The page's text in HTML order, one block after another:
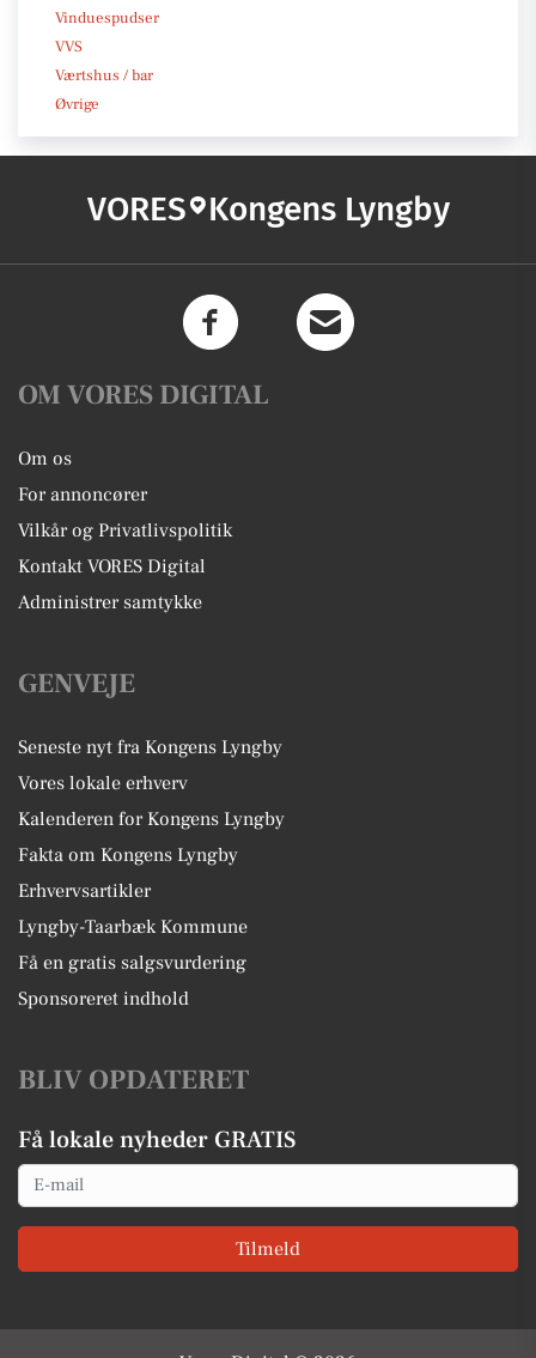
Vinduespudser
VVS
Værtshus / bar
Øvrige
VORES Kongens Lyngby
OM VORES DIGITAL
Om os
For annoncører
Vilkår og Privatlivspolitik
Kontakt VORES Digital
Administrer samtykke
GENVEJE
Seneste nyt fra Kongens Lyngby
Vores lokale erhverv
Kalenderen for Kongens Lyngby
Fakta om Kongens Lyngby
Erhvervsartikler
Lyngby-Taarbæk Kommune
Få en gratis salgsvurdering
Sponsoreret indhold
BLIV OPDATERET
Få lokale nyheder GRATIS
Email
Tilmeld